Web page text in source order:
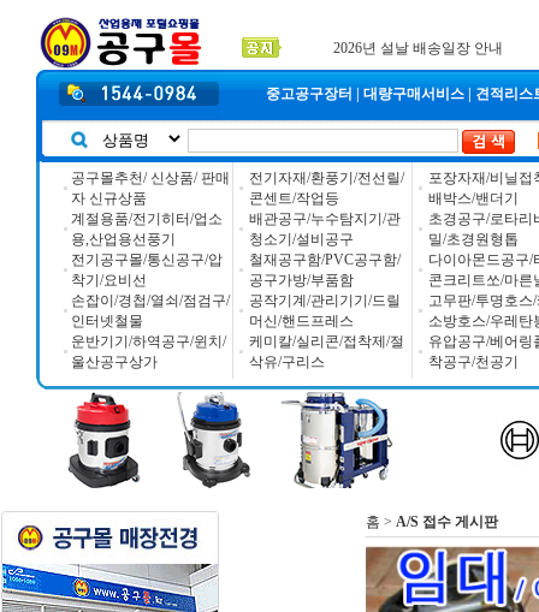
2026년 설날 배송일장 안내
중고공구장터 대량구매서비스 견적리스
공구몰추천/ 신상품/ 판매
자 신규상품
계절용품/전기히터/업소
용,산업용선풍기
전기공구몰/통신공구/압
착기/요비선
손잡이/경첩/열쇠/점검구/
인터넷철물
운반기기/하역공구/윈치/
울산공구상가
전기자재/환풍기/전선릴/
콘센트/작업등
배관공구/누수탐지기/관
청소기/설비공구
철재공구함/PVC공구함/
공구가방/부품함
공작기계/관리기기/드릴
머신/핸드프레스
케미칼/실리콘/접착제/절
삭유/구리스
포장자재/비닐접
배박스/밴더기
초경공구/로타리
밀/초경원형톱
다이아몬드공구/
콘크리트쏘/마른
고무판/투명호스
소방호스/우레탄
유압공구/베어링
착공구/천공기
홈 > A/S 접수 게시판